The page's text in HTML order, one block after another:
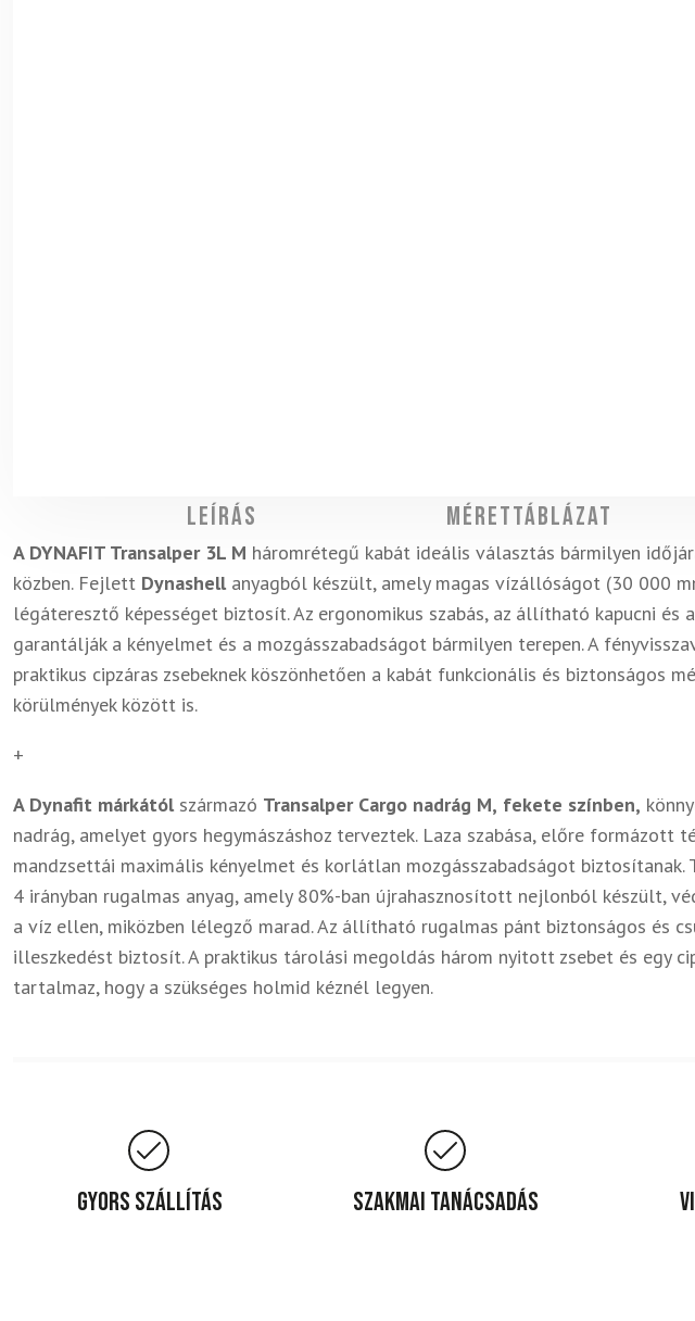
Leírás Mérettáblázat
A DYNAFIT Transalper 3L M háromrétegű kabát ideális választás bármilyen
közben. Fejlett Dynashellanyagból készült, amely magas vízállóságot (30 000
légáteresztő képességet biztosít. Az ergonomikus szabás, az állítható kapucni és
garantálják a kényelmet és a mozgásszabadságot bármilyen terepen. A
praktikus cipzáras zsebeknek köszönhetően a kabát funkcionális és biztonságos
körülmények között is.
+
A Dynafit márkátólszármazó Transalper Cargo nadrág M, fekete színben,
nadrág, amelyet gyors hegymászáshoz terveztek. Laza szabása, előre formázott
mandzsettái maximális kényelmet és korlátlan mozgásszabadságot biztosítanak.
4 irányban rugalmas anyag, amely 80%-ban újrahasznosított nejlonból készült,
a víz ellen, miközben lélegző marad. Az állítható rugalmas pánt biztonságos és
illeszkedést biztosít. A praktikus tárolási megoldás három nyitott zsebet és egy
tartalmaz, hogy a szükséges holmid kéznél legyen.
Gyors szállítás Szakmai tanácsadás